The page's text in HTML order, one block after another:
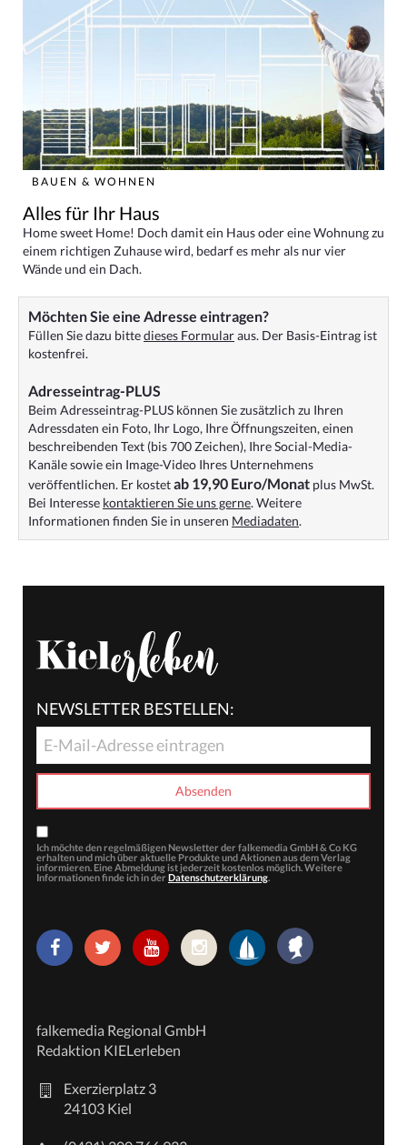
BAUEN & WOHNEN
Alles für Ihr Haus
Home sweet Home! Doch damit ein Haus oder eine Wohnung zu
einem richtigen Zuhause wird, bedarf es mehr als nur vier
Wände und ein Dach.
Möchten Sie eine Adresse eintragen?
Füllen Sie dazu bittedieses Formularaus. Der Basis-Eintrag ist
kostenfrei.
Adresseintrag-PLUS
Beim Adresseintrag-PLUS können Sie zusätzlich zu Ihren
Adressdaten ein Foto, Ihr Logo, Ihre Öffnungszeiten, einen
beschreibenden Text (bis 700 Zeichen), Ihre Social-Media-
Kanäle sowie ein Image-Video Ihres Unternehmens
veröffentlichen. Er kostetab 19,90 Euro/Monat plus MwSt.
Bei Interesse kontaktieren Sie uns gerne. Weitere
Informationen finden Sie in unseren Mediadaten.
NEWSLETTER BESTELLEN:
Ich möchte den regelmäßigen Newsletter der falkemedia GmbH & Co KG
erhalten und mich über aktuelle Produkte und Aktionen aus dem Verlag
informieren. Eine Abmeldung ist jederzeit kostenlos möglich. Weitere
Informationen finde ich in der Datenschutzerklärung.
falkemedia Regional GmbH
Redaktion KIELerleben
Exerzierplatz 3
24103 Kiel